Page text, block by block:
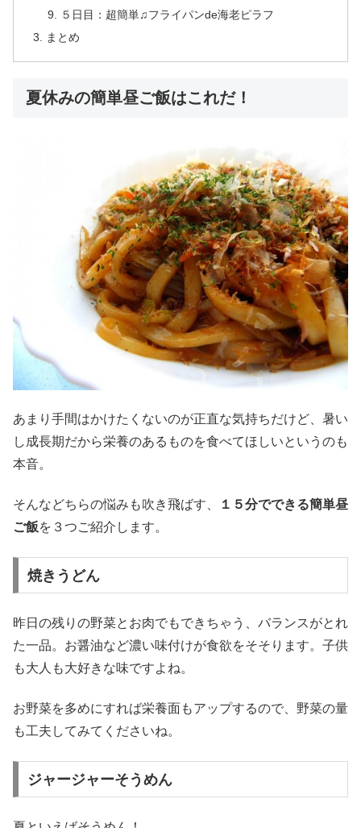
５日目：超簡単♫フライパンde海老ピラフ
まとめ
夏休みの簡単昼ご飯はこれだ！
あまり手間はかけたくないのが正直な気持ちだけど、暑い
し成長期だから栄養のあるものを食べてほしいというのも
本音。
そんなどちらの悩みも吹き飛ばす、
１５分でできる簡単昼
ご飯を３つご紹介します。
焼きうどん
昨日の残りの野菜とお肉でもできちゃう、バランスがとれ
た一品。お醤油など濃い味付けが食欲をそそります。子供
も大人も大好きな味ですよね。
お野菜を多めにすれば栄養面もアップするので、野菜の量
も工夫してみてくださいね。
ジャージャーそうめん